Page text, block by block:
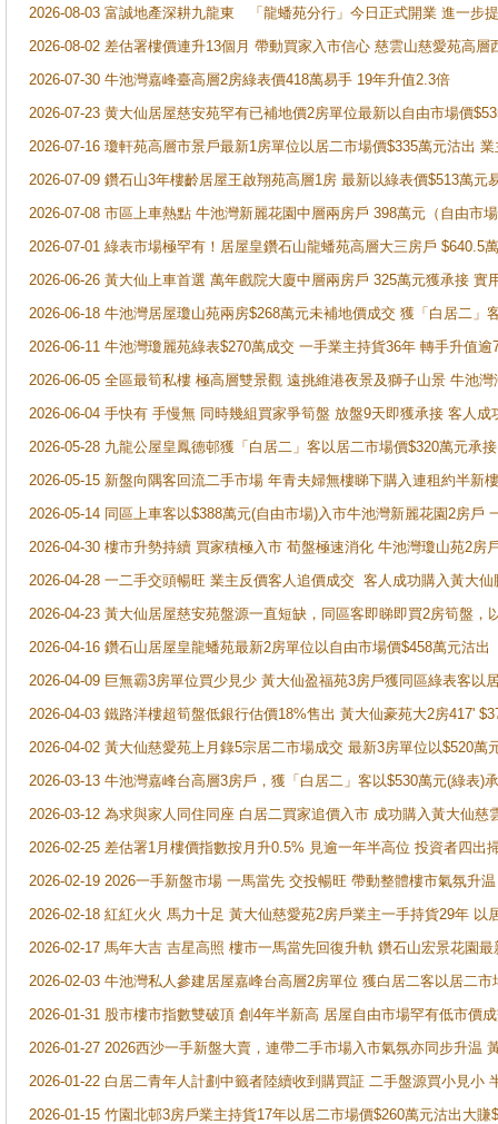
2026-08-03 富誠地產深耕九龍東 「龍蟠苑分行」今日正式開業 進一步
2026-08-02 差估署樓價連升13個月 帶動買家入市信心 慈雲山慈愛苑高層
2026-07-30 牛池灣嘉峰臺高層2房綠表價418萬易手 19年升值2.3倍
2026-07-23 黄大仙居屋慈安苑罕有已補地價2房單位最新以自由市場價
2026-07-16 瓊軒苑高層市景戶最新1房單位以居二市場價$335萬元沽出
2026-07-09 鑽石山3年樓齡居屋王啟翔苑高層1房 最新以綠表價$513萬元
2026-07-08 市區上車熱點 牛池灣新麗花園中層兩房戶 398萬元（自由市
2026-07-01 綠表市場極罕有！居屋皇鑽石山龍蟠苑高層大三房戶
2026-06-26 黃大仙上車首選 萬年戲院大廈中層兩房戶 325萬元獲承接 實
2026-06-18 牛池灣居屋瓊山苑兩房$268萬元未補地價成交 獲「白居二」
2026-06-11 牛池灣瓊麗苑綠表$270萬成交 一手業主持貨36年 轉手升值逾
2026-06-05 全區最筍私樓 極高層雙景觀 遠挑維港夜景及獅子山景 牛池
2026-06-04 手快有 手慢無 同時幾組買家爭筍盤 放盤9天即獲承接 客人
2026-05-28 九龍公屋皇鳳德邨獲「白居二」客以居二市場價$320萬元承接
2026-05-15 新盤向隅客回流二手市場 年青夫婦無樓睇下購入連租約半新
2026-05-14 同區上車客以$388萬元(自由市場)入市牛池灣新麗花園2房戶
2026-04-30 樓市升勢持續 買家積極入市 荀盤極速消化 牛池灣瓊山苑2房
2026-04-28 一二手交頭暢旺 業主反價客人追價成交 客人成功購入黃大
2026-04-23 黃大仙居屋慈安苑盤源一直短缺，同區客即睇即買2房筍盤，
2026-04-16 鑽石山居屋皇龍蟠苑最新2房單位以自由市場價$458萬元沽出
2026-04-09 巨無霸3房單位買少見少 黃大仙盈福苑3房戶獲同區綠表客以
2026-04-03 鐵路洋樓超筍盤低銀行估價18%售出 黃大仙豪苑大2房417'
2026-04-02 黃大仙慈愛苑上月錄5宗居二市場成交 最新3房單位以$520萬
2026-03-13 牛池灣嘉峰台高層3房戶，獲「白居二」客以$530萬元(綠表)
2026-03-12 為求與家人同住同座 白居二買家追價入市 成功購入黃大仙
2026-02-25 差估署1月樓價指數按月升0.5% 見逾一年半高位 投資者四
2026-02-19 2026一手新盤市場 一馬當先 交投暢旺 帶動整體樓市氣氛升
2026-02-18 紅紅火火 馬力十足 黃大仙慈愛苑2房戶業主一手持貨29年 以
2026-02-17 馬年大吉 吉星高照 樓市一馬當先回復升軌 鑽石山宏景花園
2026-02-03 牛池灣私人參建居屋嘉峰台高層2房單位 獲白居二客以居二市
2026-01-31 股市樓市指數雙破頂 創4年半新高 居屋自由市場罕有低市價
2026-01-27 2026西沙一手新盤大賣，連帶二手市場入市氣氛亦同步升温
2026-01-22 白居二青年人計劃中籤者陸續收到購買証 二手盤源買小見小
2026-01-15 竹園北邨3房戶業主持貨17年以居二市場價$260萬元沽出大賺